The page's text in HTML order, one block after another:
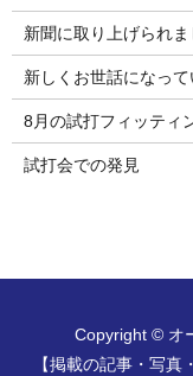
新聞に取り上げられま
新しくお世話になっ
8月の試打フィッティ
試打会での発見
Copyright © オ
【掲載の記事・写